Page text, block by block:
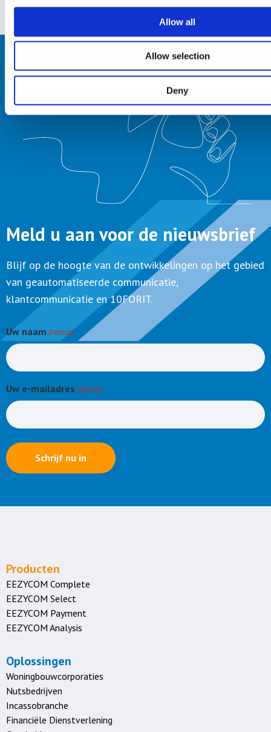
Allow all
Allow selection
Deny
Meld u aan voor de nieuwsbrief
Blijf op de hoogte van de ontwikkelingen op het gebied
van geautomatiseerde communicatie,
klantcommunicatie en 10FORIT.
Uw naam (Vereist)
Uw e-mailadres (Vereist)
Producten
EEZYCOM Complete
EEZYCOM Select
EEZYCOM Payment
EEZYCOM Analysis
Oplossingen
Woningbouwcorporaties
Nutsbedrijven
Incassobranche
Financiële Dienstverlening